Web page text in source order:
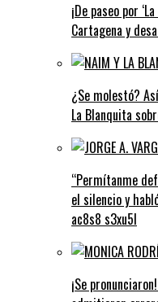
¡De paseo por
Cartagena y
¿Se molestó?
La Blanquita
“Permítanme
el silencio y
ac8s8 s3xu5l
¡Se